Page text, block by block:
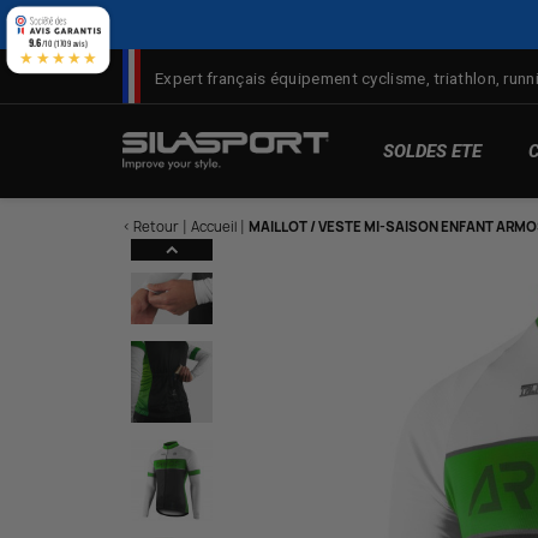
Expert français équipement cyclisme, triathlon,
SOLDES ETE
< Retour Accueil MAILLOT / VESTE MI-SAISON ENFANT
Here
9.6/10 (1709 avis)
★★★★★
Panneau de gestion des cookies